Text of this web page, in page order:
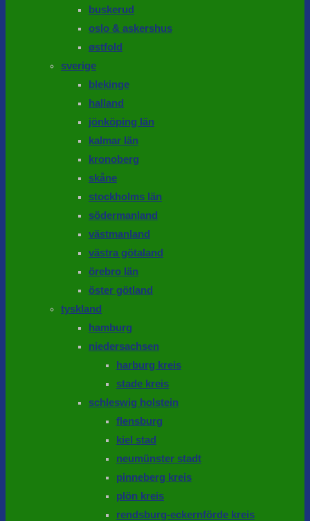
buskerud
oslo & askershus
østfold
sverige
blekinge
halland
jönköping län
kalmar län
kronoberg
skåne
stockholms län
södermanland
västmanland
västra götaland
örebro län
öster götland
tyskland
hamburg
niedersachsen
harburg kreis
stade kreis
schleswig holstein
flensburg
kiel stad
neumünster stadt
pinneberg kreis
plön kreis
rendsburg-eckernförde kreis